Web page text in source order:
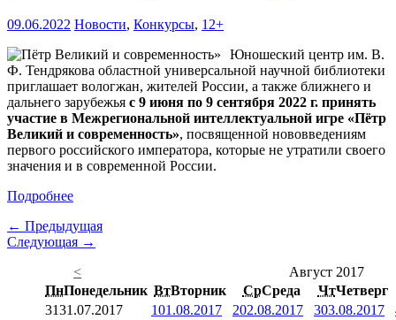
09.06.2022 Новости, Конкурсы, 12+
Юношеский центр им. В.
Ф. Тендрякова областной универсальной научной библиотеки
приглашает вологжан, жителей России, а также ближнего и
дальнего зарубежья с 9 июня по 9 сентября 2022 г. принять
участие в Межрегиональной интеллектуальной игре «Пётр
Великий и современность», посвященной нововведениям
первого российского императора, которые не утратили своего
значения и в современной России.
Подробнее
← Предыдущая
Следующая →
<
Август 2017
ПнПонедельник ВтВторник СрСреда ЧтЧетверг
3131.07.2017 101.08.2017 202.08.2017 303.08.2017